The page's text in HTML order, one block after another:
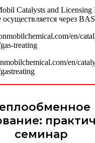
Catalysts and Licensing
через
en/
treating
en/
семинар